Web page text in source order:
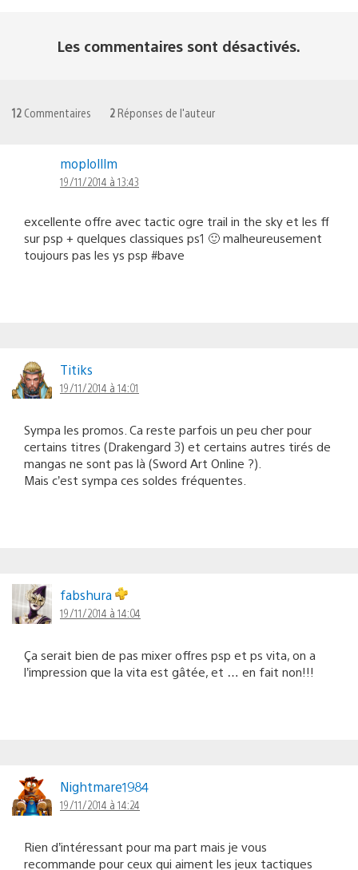
Les commentaires sont désactivés.
12 Commentaires 2 Réponses de l'auteur
moplolllm
19/11/2014 à 13:43
excellente offre avec tactic ogre trail in the sky et les ff
sur psp + quelques classiques ps1 🙂 malheureusement
toujours pas les ys psp #bave
Titiks
19/11/2014 à 14:01
Sympa les promos. Ca reste parfois un peu cher pour
certains titres (Drakengard 3) et certains autres tirés de
mangas ne sont pas là (Sword Art Online ?).
Mais c’est sympa ces soldes fréquentes.
fabshura
19/11/2014 à 14:04
Ça serait bien de pas mixer offres psp et ps vita, on a
l’impression que la vita est gâtée, et … en fait non!!!
Nightmare1984
19/11/2014 à 14:24
Rien d’intéressant pour ma part mais je vous
recommande pour ceux qui aiment les jeux tactiques